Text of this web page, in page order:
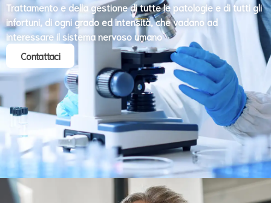
Trattamento e della gestione di tutte le patologie e di tutti gli
infortuni, di ogni grado ed intensità, che vadano ad
interessare il sistema nervoso umano
Contattaci